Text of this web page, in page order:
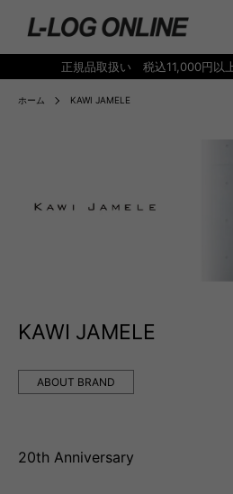
正規品取扱い 税込11,000円以
ホーム KAWI JAMELE
KAWI JAMELE
ABOUT BRAND
20th Anniversary